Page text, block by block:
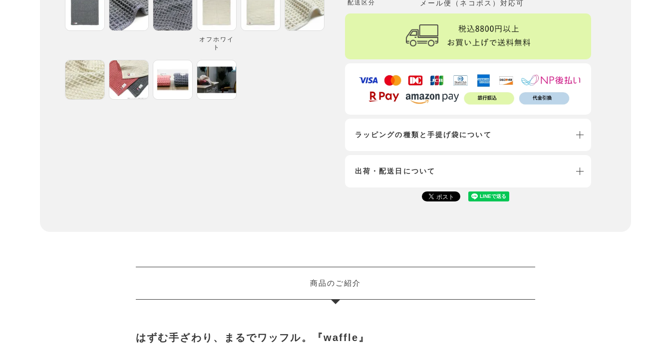
オフホワイ
ト
配送区分 メール便（ネコポス）対応可
ラッピングの種類と手提げ袋について
出荷・配送日について
商品のご紹介
はずむ手ざわり、まるでワッフル。『waffle』